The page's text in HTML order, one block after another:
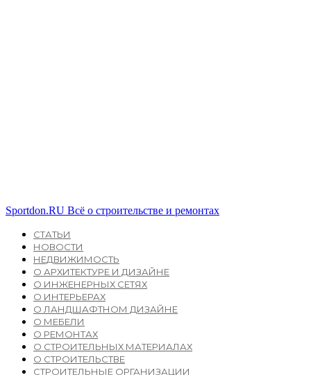
Sportdon.RU Всё о строительстве и ремонтах
СТАТЬИ
НОВОСТИ
НЕДВИЖИМОСТЬ
О АРХИТЕКТУРЕ И ДИЗАЙНЕ
О ИНЖЕНЕРНЫХ СЕТЯХ
О ИНТЕРЬЕРАХ
О ЛАНДШАФТНОМ ДИЗАЙНЕ
О МЕБЕЛИ
О РЕМОНТАХ
О СТРОИТЕЛЬНЫХ МАТЕРИАЛАХ
О СТРОИТЕЛЬСТВЕ
СТРОИТЕЛЬНЫЕ ОРГАНИЗАЦИИ